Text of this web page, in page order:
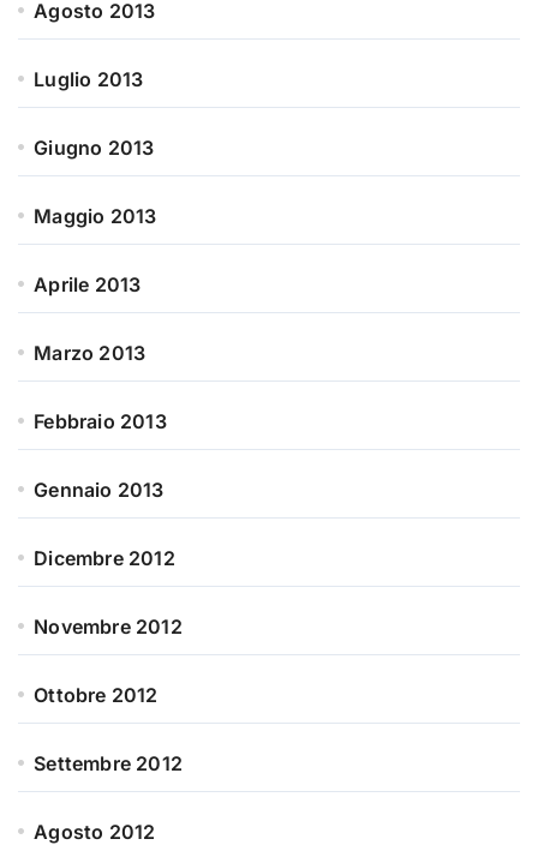
Agosto 2013
Luglio 2013
Giugno 2013
Maggio 2013
Aprile 2013
Marzo 2013
Febbraio 2013
Gennaio 2013
Dicembre 2012
Novembre 2012
Ottobre 2012
Settembre 2012
Agosto 2012